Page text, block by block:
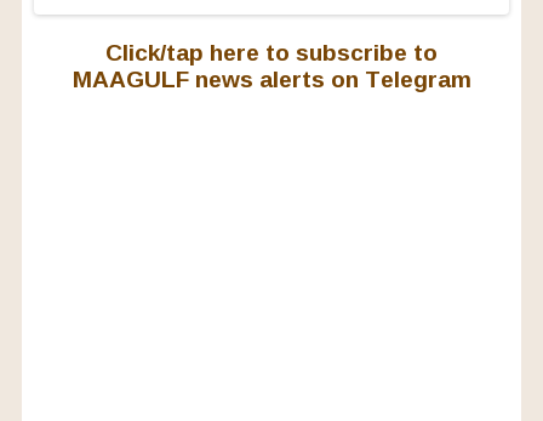
Click/tap here to subscribe to
MAAGULF news alerts on Telegram